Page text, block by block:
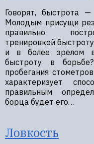
Говорят, быстрота
Молодым присущи
правильно
тренировкой
и в более зрелом
быстроту в
пробегания
характеризует
правильным
борца будет его…
Ловкость